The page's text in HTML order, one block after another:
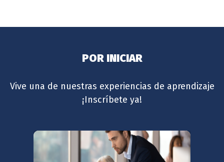
POR INICIAR
Vive una de nuestras experiencias de aprendizaje
¡Inscríbete ya!